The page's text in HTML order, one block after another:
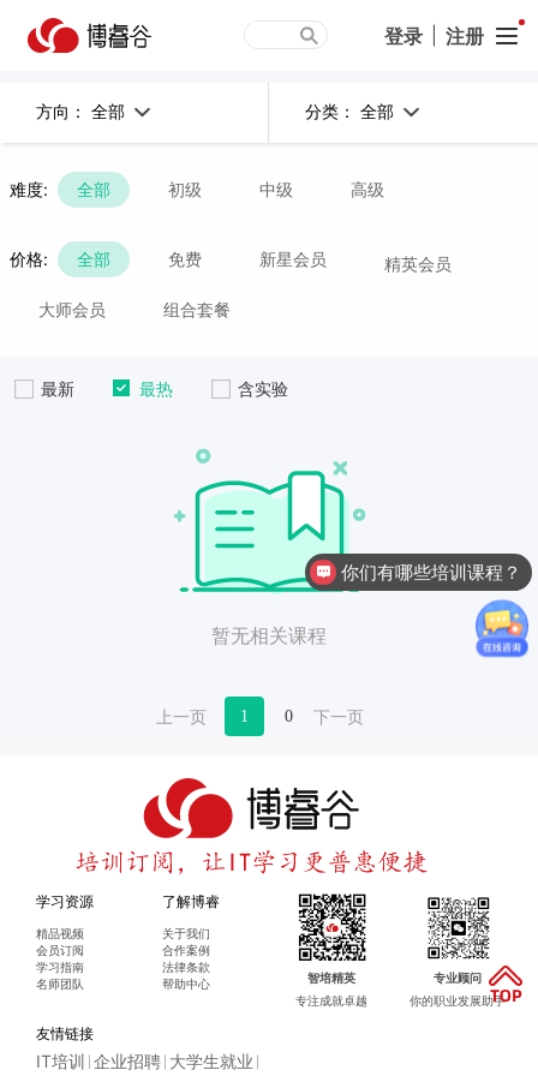
登录 注册
方向： 全部 分类： 全部
难度: 全部 初级 中级 高级
价格: 全部 免费 新星会员 精英会员
大师会员 组合套餐
最新 最热 含实验
暂无相关课程
1 0
学习资源
精品视频
会员订阅
学习指南
名师团队
了解博睿
关于我们
合作案例
法律条款
帮助中心
智培精英
专注成就卓越
专业顾问
你的职业发展助手
友情链接
IT培训 企业招聘 大学生就业
你们有哪些培训课程？